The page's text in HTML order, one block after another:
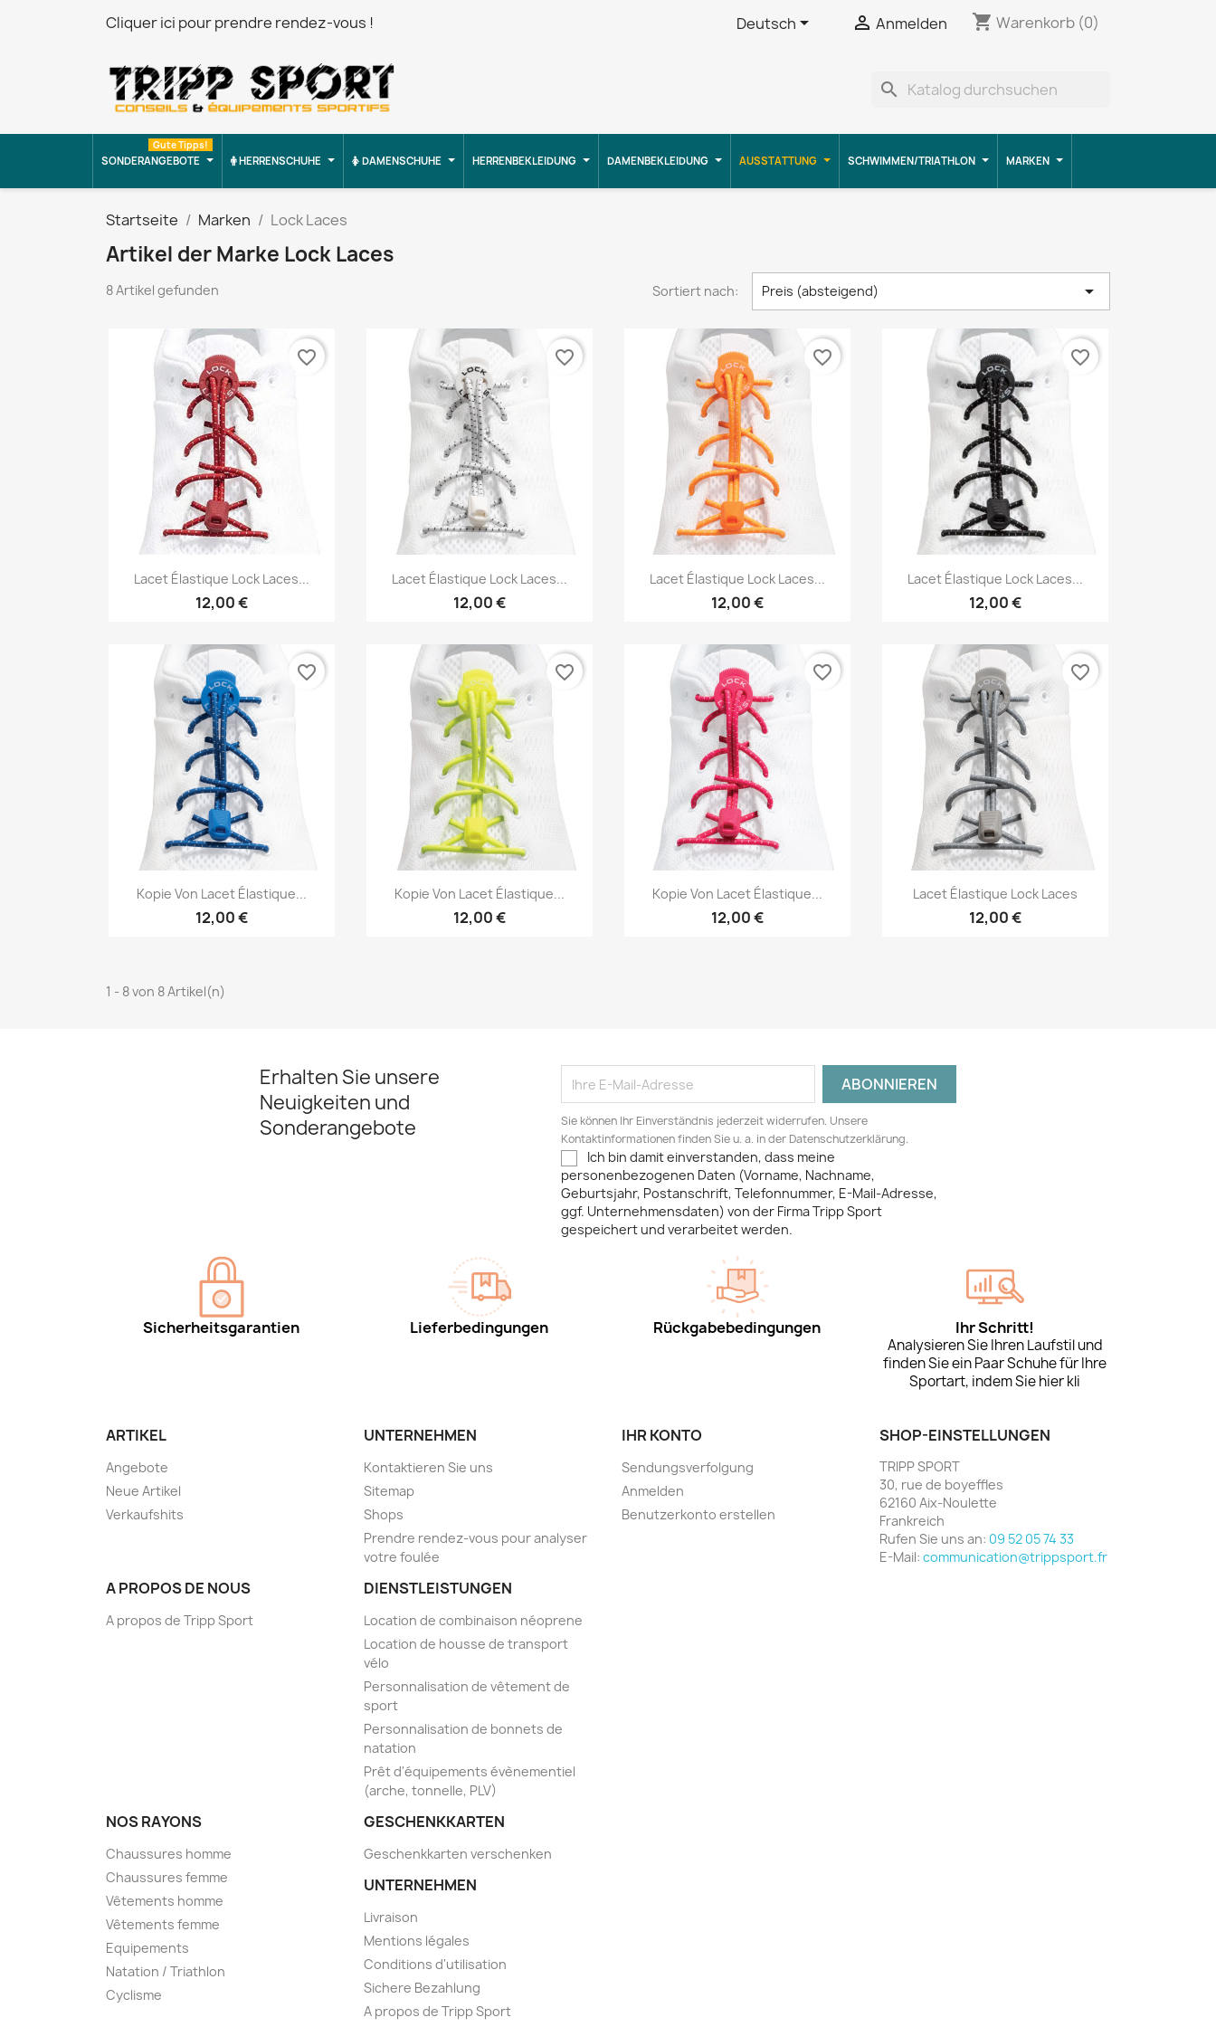
Cliquer ici pour prendre rendez-vous ! Deutsch  Anmelden shopping_cart Warenkorb (0)
search
SONDERANGEBOTE
Gute Tipps!
HERRENSCHUHE DAMENSCHUHE HERRENBEKLEIDUNG DAMENBEKLEIDUNG AUSSTATTUNG SCHWIMMEN/TRIATHLON MARKEN
Startseite Marken Lock Laces
Artikel der Marke Lock Laces
8 Artikel gefunden Sortiert nach: Preis (absteigend) 
Vorschau
Lacet Élastique Lock Laces...
12,00 €
favorite_border
Vorschau
Lacet Élastique Lock Laces...
12,00 €
favorite_border
Vorschau
Lacet Élastique Lock Laces...
12,00 €
favorite_border
Vorschau
Lacet Élastique Lock Laces...
12,00 €
favorite_border
 Vorschau
Kopie Von Lacet Élastique...
12,00 €
favorite_border
 Vorschau
Kopie Von Lacet Élastique...
12,00 €
favorite_border
 Vorschau
Kopie Von Lacet Élastique...
12,00 €
favorite_border
Vorschau
Lacet Élastique Lock Laces
12,00 €
favorite_border
1 - 8 von 8 Artikel(n)
Erhalten Sie unsere
Neuigkeiten und
Sonderangebote
Sie können Ihr Einverständnis jederzeit widerrufen. Unsere
Kontaktinformationen finden Sie u. a. in der Datenschutzerklärung.
Ich bin damit einverstanden, dass meine
personenbezogenen Daten (Vorname, Nachname,
Geburtsjahr, Postanschrift, Telefonnummer, E-Mail-Adresse,
ggf. Unternehmensdaten) von der Firma Tripp Sport
gespeichert und verarbeitet werden.
Sicherheitsgarantien Lieferbedingungen Rückgabebedingungen Ihr Schritt!
Analysieren Sie Ihren Laufstil und
finden Sie ein Paar Schuhe für Ihre
Sportart, indem Sie hier kli
ARTIKEL
Angebote
Neue Artikel
Verkaufshits
UNTERNEHMEN
Kontaktieren Sie uns
Sitemap
Shops
Prendre rendez-vous pour analyser
votre foulée
A PROPOS DE NOUS
A propos de Tripp Sport
DIENSTLEISTUNGEN
Location de combinaison néoprene
Location de housse de transport
vélo
Personnalisation de vêtement de
sport
Personnalisation de bonnets de
natation
Prêt d'équipements évènementiel
(arche, tonnelle, PLV)
NOS RAYONS
Chaussures homme
Chaussures femme
Vêtements homme
Vêtements femme
Equipements
Natation / Triathlon
Cyclisme
GESCHENKKARTEN
Geschenkkarten verschenken
UNTERNEHMEN
Livraison
Mentions légales
Conditions d'utilisation
Sichere Bezahlung
A propos de Tripp Sport
IHR KONTO
Sendungsverfolgung
Anmelden
Benutzerkonto erstellen
SHOP-EINSTELLUNGEN
TRIPP SPORT
30, rue de boyeffles
62160 Aix-Noulette
Frankreich
Rufen Sie uns an: 09 52 05 74 33
E-Mail: communication@trippsport.fr